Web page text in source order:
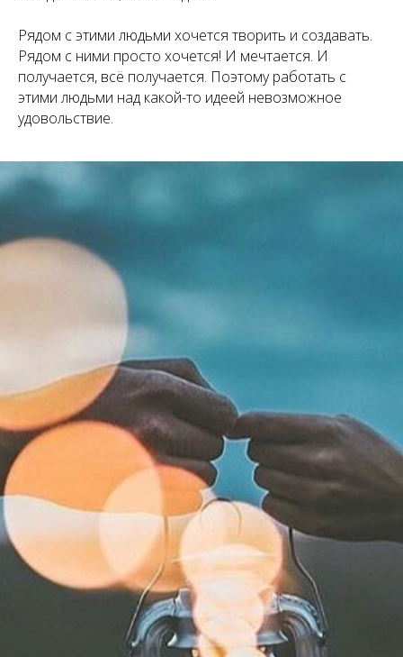
Рядом с этими людьми хочется творить и создавать.
Рядом с ними просто хочется! И мечтается. И
получается, всё получается. Поэтому работать с
этими людьми над какой-то идеей невозможное
удовольствие.